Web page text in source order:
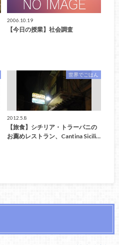
2006.10.19
【今日の授業】社会調査
世界でごはん
2012.5.8
【旅食】シチリア・トラーパニの
お薦めレストラン、Cantina Sicili…